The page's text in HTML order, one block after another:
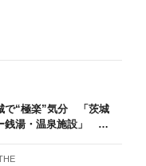
で“極楽”気分 「茨城
銭湯・温泉施設」 1